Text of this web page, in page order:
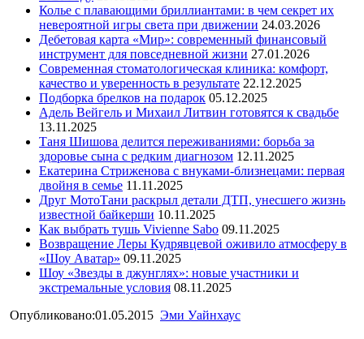
Колье с плавающими бриллиантами: в чем секрет их
невероятной игры света при движении 24.03.2026
Дебетовая карта «Мир»: современный финансовый
инструмент для повседневной жизни 27.01.2026
Современная стоматологическая клиника: комфорт,
качество и уверенность в результате 22.12.2025
Подборка брелков на подарок 05.12.2025
Адель Вейгель и Михаил Литвин готовятся к свадьбе
13.11.2025
Таня Шишова делится переживаниями: борьба за
здоровье сына с редким диагнозом 12.11.2025
Екатерина Стриженова с внуками-близнецами: первая
двойня в семье 11.11.2025
Друг МотоТани раскрыл детали ДТП, унесшего жизнь
известной байкерши 10.11.2025
Как выбрать тушь Vivienne Sabo 09.11.2025
Возвращение Леры Кудрявцевой оживило атмосферу в
«Шоу Аватар» 09.11.2025
Шоу «Звезды в джунглях»: новые участники и
экстремальные условия 08.11.2025
Опубликовано:01.05.2015 Эми Уайнхаус